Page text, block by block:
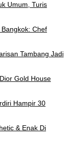
Umum, Turis
Chef
Tambang Jadi
Gold House
Hampir 30
& Enak Di